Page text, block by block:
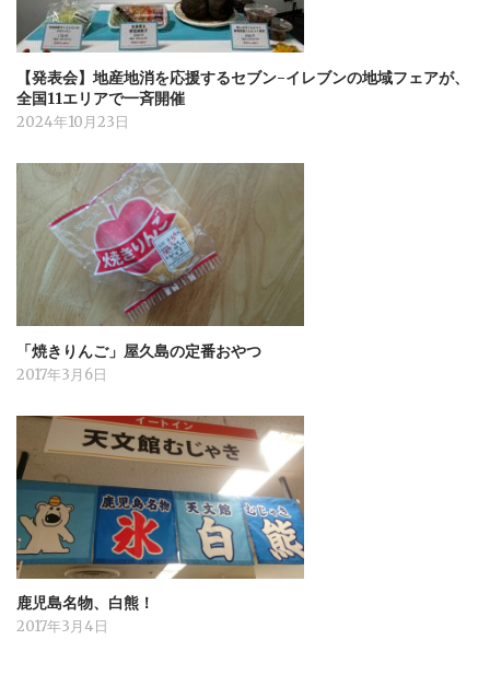
【発表会】地産地消を応援するセブン-イレブンの地域フェアが、
全国11エリアで一斉開催
2024年10月23日
「焼きりんご」屋久島の定番おやつ
2017年3月6日
鹿児島名物、白熊！
2017年3月4日